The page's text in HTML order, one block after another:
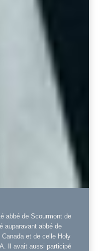
abbé de Scourmont de
auparavant abbé de
et de celle Holy
Il avait aussi participé